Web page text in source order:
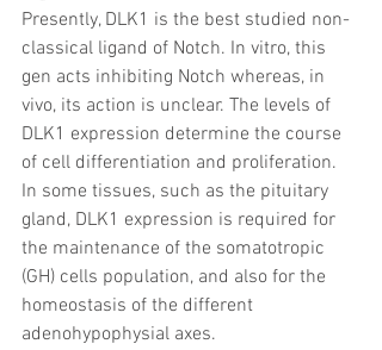
Presently, DLK1 is the best studied non-
classical ligand of Notch. In vitro, this
gen acts inhibiting Notch whereas, in
vivo, its action is unclear. The levels of
DLK1 expression determine the course
of cell differentiation and proliferation.
In some tissues, such as the pituitary
gland, DLK1 expression is required for
the maintenance of the somatotropic
(GH) cells population, and also for the
homeostasis of the different
adenohypophysial axes.